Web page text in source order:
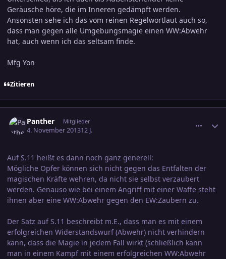
Geräusche höre, die im Inneren gedämpft werden.
Ansonsten sehe ich das vom reinen Regelwortlaut auch so,
dass man gegen alle Umgebungsmagie einen WW:Abwehr
hat, auch wenn ich das seltsam finde.
Mfg Yon
Zitieren
Panther Mitglieder
4. November 201312 J.
Auf S.11 heißt es dann noch ganz generell:
Mögliche Opfer können sich nicht gegen das Entfalten der
magischen Kräfte wehren, da nicht sie selbst verzaubert
werden. Genauso wie bei einem Angriff mit einer Waffe steht
ihnen aber eine WW:Abwehr gegen den EW:Zaubern zu.
Der Satz auf S.11 beschreibt m.E., dass man es mit einem
erfolgreichen Widerstandswurf (Abwehr) nicht verhindern
kann, dass die Magie in jedem Fall wirkt (schließlich kann
man in einem Kampf mit einem erfolgreichen WW:Abwehr